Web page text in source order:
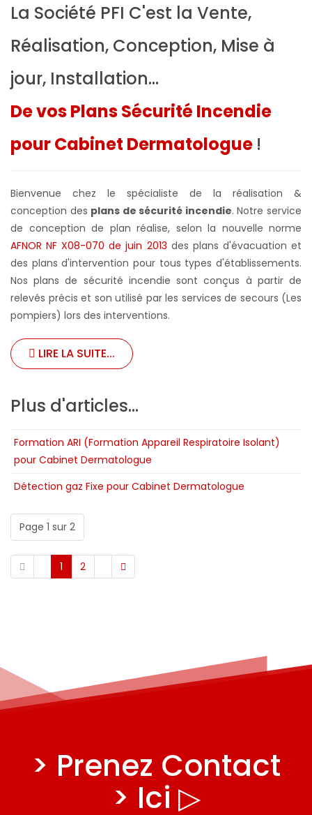
La Société PFI C'est la Vente,
Réalisation, Conception, Mise à
jour, Installation...
De vos Plans Sécurité Incendie
pour Cabinet Dermatologue !
Bienvenue chez le spécialiste de la réalisation &
conception des plans de sécurité incendie. Notre service
de conception de plan réalise, selon la nouvelle norme
AFNOR NF X08-070 de juin 2013 des plans d'évacuation et
des plans d'intervention pour tous types d'établissements.
Nos plans de sécurité incendie sont conçus à partir de
relevés précis et son utilisé par les services de secours (Les
pompiers) lors des interventions.
LIRE LA SUITE...
Plus d'articles...
Formation ARI (Formation Appareil Respiratoire Isolant)
pour Cabinet Dermatologue
Détection gaz Fixe pour Cabinet Dermatologue
Page 1 sur 2
1 2
> Prenez Contact
> Ici ▷